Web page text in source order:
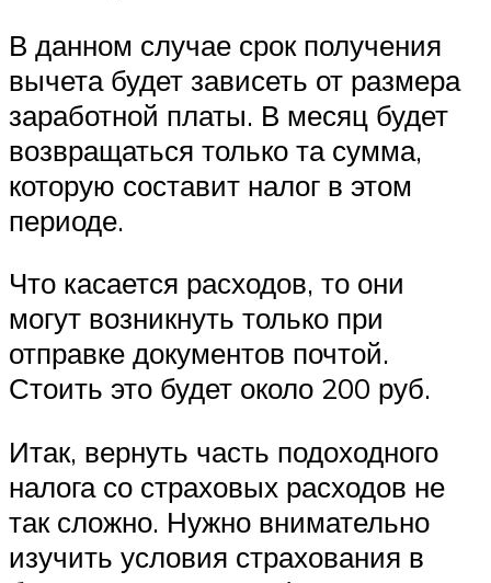
В данном случае срок получения
вычета будет зависеть от размера
заработной платы. В месяц будет
возвращаться только та сумма,
которую составит налог в этом
периоде.
Что касается расходов, то они
могут возникнуть только при
отправке документов почтой.
Стоить это будет около 200 руб.
Итак, вернуть часть подоходного
налога со страховых расходов не
так сложно. Нужно внимательно
изучить условия страхования в